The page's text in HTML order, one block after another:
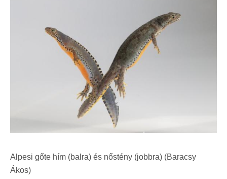
Alpesi gőte hím (balra) és nőstény (jobbra) (Baracsy
Ákos)